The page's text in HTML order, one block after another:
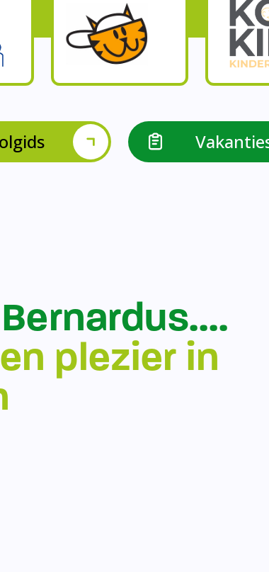
Op onze school krijgen
Op onze school werken
Op onze school werken